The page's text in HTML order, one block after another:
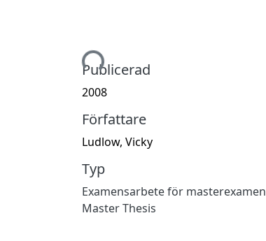
Hämtar...Publicerad
2008
Författare
Ludlow, Vicky
Typ
Examensarbete för masterexamen
Master Thesis